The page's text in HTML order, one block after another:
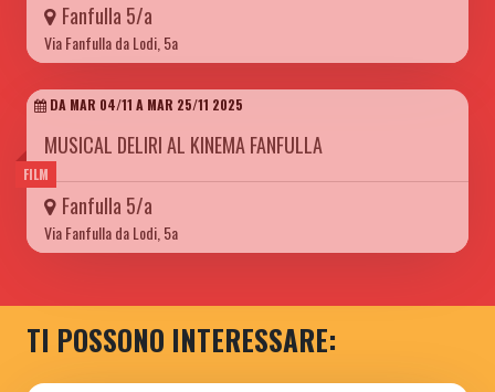
Fanfulla 5/a
Via Fanfulla da Lodi, 5a
FILM
DA MAR 04/11 A MAR 25/11 2025
MUSICAL DELIRI AL KINEMA FANFULLA
Fanfulla 5/a
Via Fanfulla da Lodi, 5a
TI POSSONO INTERESSARE: